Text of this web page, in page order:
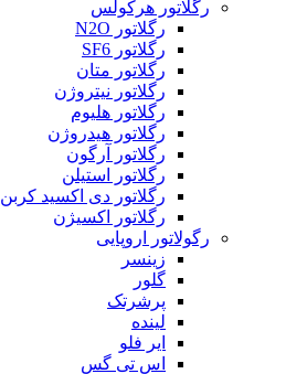
رگلاتور هرکولس
رگلاتور N2O
رگلاتور SF6
رگلاتور متان
رگلاتور نیتروژن
رگلاتور هلیوم
رگلاتور هیدروژن
رگلاتور آرگون
رگلاتور استیلن
رگلاتور دی اکسید کربن
رگلاتور اکسیژن
رگولاتور اروپایی
زینسر
گلور
پرشرتک
لینده
ایر فلو
اس تی گس